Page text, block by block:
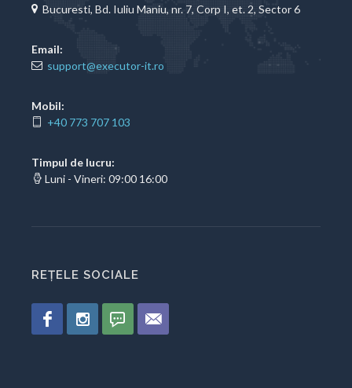
Bucuresti, Bd. Iuliu Maniu, nr. 7, Corp I, et. 2, Sector 6
Email:
support@executor-it.ro
Mobil:
+40 773 707 103
Timpul de lucru:
Luni - Vineri: 09:00 16:00
REȚELE SOCIALE